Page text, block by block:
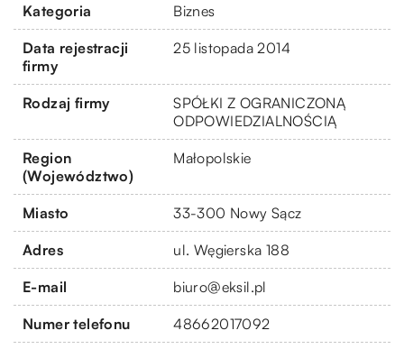
Kategoria Biznes
Data rejestracji
firmy
25 listopada 2014
Rodzaj firmy
SPÓŁKI Z OGRANICZONĄ
ODPOWIEDZIALNOŚCIĄ
Region
(Województwo)
Małopolskie
Miasto 33-300 Nowy Sącz
Adres ul. Węgierska 188
E-mail biuro@eksil.pl
Numer telefonu 48662017092